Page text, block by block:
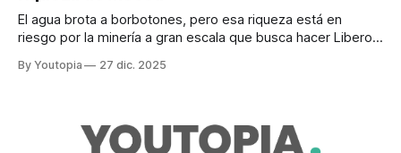
El agua brota a borbotones, pero esa riqueza está en
riesgo por la minería a gran escala que busca hacer Libero
By Youtopia 27 dic. 2025